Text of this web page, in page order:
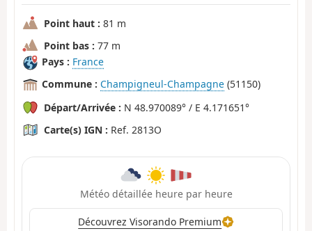
Point haut : 81 m
Point bas : 77 m
Pays : France
Commune : Champigneul-Champagne (51150)
Départ/Arrivée : N 48.970089° / E 4.171651°
Carte(s) IGN : Ref. 2813O
Météo détaillée heure par heure
Découvrez Visorando Premium